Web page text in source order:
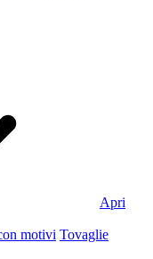
Apri
motivi Tovaglie